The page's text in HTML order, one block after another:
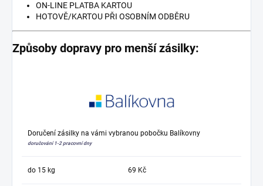
ON-LINE PLATBA KARTOU
HOTOVĚ/KARTOU PŘI OSOBNÍM ODBĚRU
Způsoby dopravy pro menší zásilky:
Doručení zásilky na vámi vybranou pobočku Balíkovny
doručování 1-2 pracovní dny
do 15 kg 69 Kč